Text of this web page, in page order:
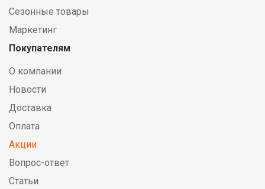
Сезонные товары
Маркетинг
Покупателям
О компании
Новости
Доставка
Оплата
Акции
Вопрос-ответ
Статьи